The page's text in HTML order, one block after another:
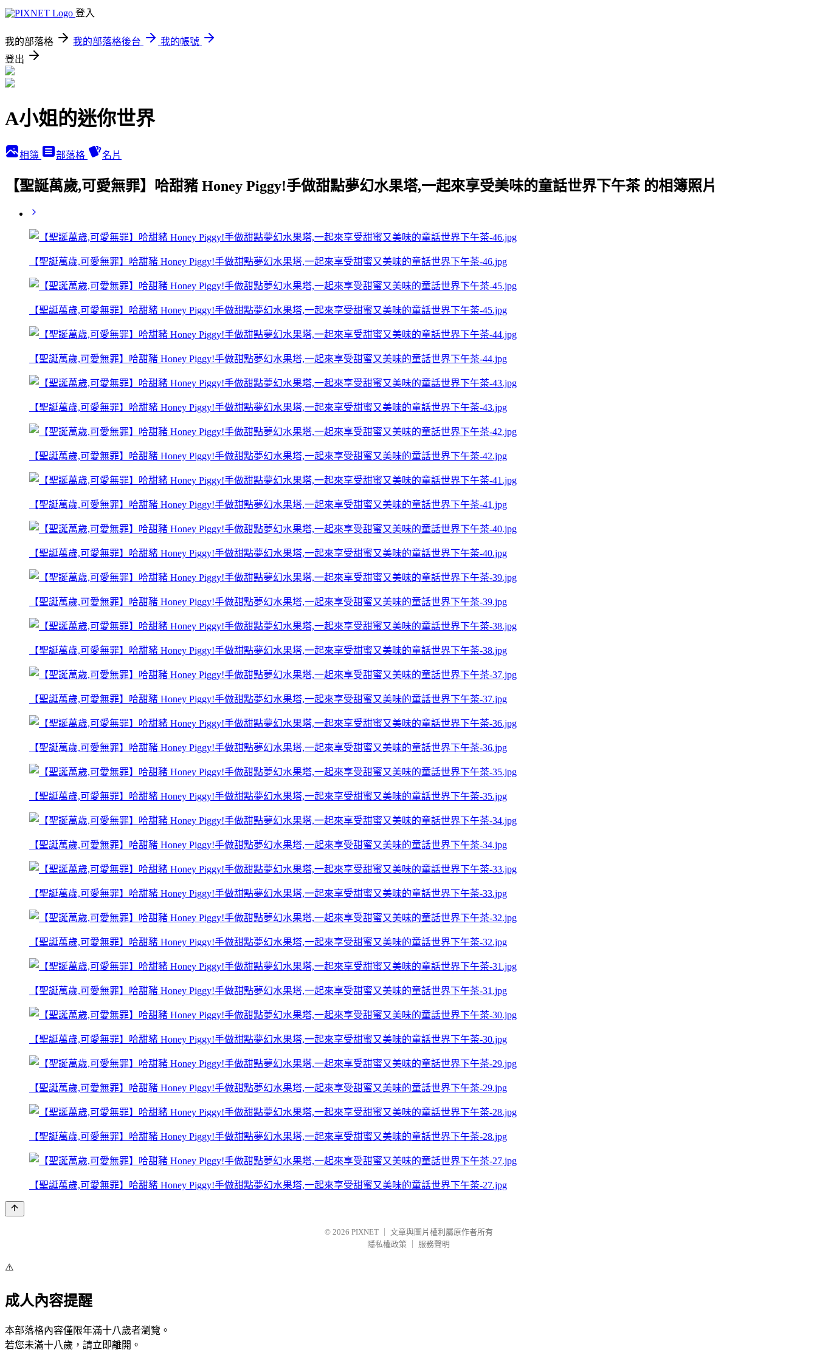
登入
我的部落格 我的部落格後台
我的帳號
登出
A小姐的迷你世界
相簿 部落格 名片
【聖誕萬歲,可愛無罪】哈甜豬 Honey Piggy!手做甜點夢幻水果塔,一起來享受美味的童話世界下午茶 的相簿照片
【聖誕萬歲,可愛無罪】哈甜豬 Honey Piggy!手做甜點夢幻水果塔,一起來享受甜蜜又美味的童話世界下午茶-46.jpg
【聖誕萬歲,可愛無罪】哈甜豬 Honey Piggy!手做甜點夢幻水果塔,一起來享受甜蜜又美味的童話世界下午茶-45.jpg
【聖誕萬歲,可愛無罪】哈甜豬 Honey Piggy!手做甜點夢幻水果塔,一起來享受甜蜜又美味的童話世界下午茶-44.jpg
【聖誕萬歲,可愛無罪】哈甜豬 Honey Piggy!手做甜點夢幻水果塔,一起來享受甜蜜又美味的童話世界下午茶-43.jpg
【聖誕萬歲,可愛無罪】哈甜豬 Honey Piggy!手做甜點夢幻水果塔,一起來享受甜蜜又美味的童話世界下午茶-42.jpg
【聖誕萬歲,可愛無罪】哈甜豬 Honey Piggy!手做甜點夢幻水果塔,一起來享受甜蜜又美味的童話世界下午茶-41.jpg
【聖誕萬歲,可愛無罪】哈甜豬 Honey Piggy!手做甜點夢幻水果塔,一起來享受甜蜜又美味的童話世界下午茶-40.jpg
【聖誕萬歲,可愛無罪】哈甜豬 Honey Piggy!手做甜點夢幻水果塔,一起來享受甜蜜又美味的童話世界下午茶-39.jpg
【聖誕萬歲,可愛無罪】哈甜豬 Honey Piggy!手做甜點夢幻水果塔,一起來享受甜蜜又美味的童話世界下午茶-38.jpg
【聖誕萬歲,可愛無罪】哈甜豬 Honey Piggy!手做甜點夢幻水果塔,一起來享受甜蜜又美味的童話世界下午茶-37.jpg
【聖誕萬歲,可愛無罪】哈甜豬 Honey Piggy!手做甜點夢幻水果塔,一起來享受甜蜜又美味的童話世界下午茶-36.jpg
【聖誕萬歲,可愛無罪】哈甜豬 Honey Piggy!手做甜點夢幻水果塔,一起來享受甜蜜又美味的童話世界下午茶-35.jpg
【聖誕萬歲,可愛無罪】哈甜豬 Honey Piggy!手做甜點夢幻水果塔,一起來享受甜蜜又美味的童話世界下午茶-34.jpg
【聖誕萬歲,可愛無罪】哈甜豬 Honey Piggy!手做甜點夢幻水果塔,一起來享受甜蜜又美味的童話世界下午茶-33.jpg
【聖誕萬歲,可愛無罪】哈甜豬 Honey Piggy!手做甜點夢幻水果塔,一起來享受甜蜜又美味的童話世界下午茶-32.jpg
【聖誕萬歲,可愛無罪】哈甜豬 Honey Piggy!手做甜點夢幻水果塔,一起來享受甜蜜又美味的童話世界下午茶-31.jpg
【聖誕萬歲,可愛無罪】哈甜豬 Honey Piggy!手做甜點夢幻水果塔,一起來享受甜蜜又美味的童話世界下午茶-30.jpg
【聖誕萬歲,可愛無罪】哈甜豬 Honey Piggy!手做甜點夢幻水果塔,一起來享受甜蜜又美味的童話世界下午茶-29.jpg
【聖誕萬歲,可愛無罪】哈甜豬 Honey Piggy!手做甜點夢幻水果塔,一起來享受甜蜜又美味的童話世界下午茶-28.jpg
【聖誕萬歲,可愛無罪】哈甜豬 Honey Piggy!手做甜點夢幻水果塔,一起來享受甜蜜又美味的童話世界下午茶-27.jpg
© 2026 PIXNET
文章與圖片權利屬原作者所有
隱私權政策
服務聲明
⚠️
成人內容提醒
本部落格內容僅限年滿十八歲者瀏覽。
若您未滿十八歲，請立即離開。